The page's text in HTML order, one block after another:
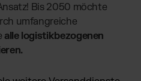
Bis 2050 möchte
umfangreiche
alle logistikbezogenen